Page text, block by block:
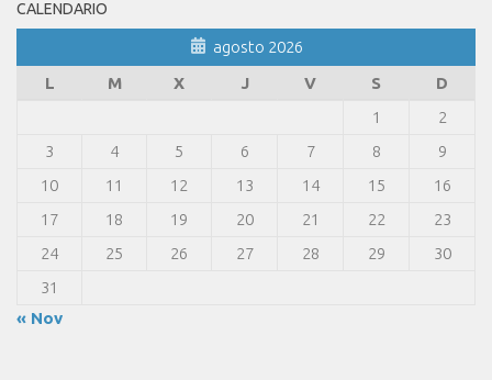
CALENDARIO
agosto 2026
L
M X J V S
D
1
2
3
4 5 6 7 8
9
10
11 12 13 14 15
16
17
18 19 20 21 22
23
24
25 26 27 28 29
30
31
« Nov